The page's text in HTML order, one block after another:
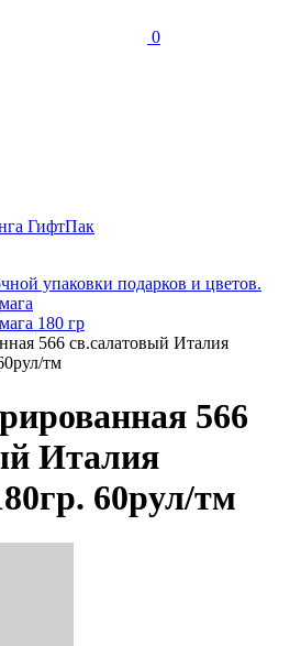
0
ГифтПак
упаковки подарков и цветов.
180 гр
566 св.салатовый Италия
тм
566
Италия
60рул/тм